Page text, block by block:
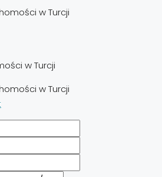
w Turcji
w Turcji